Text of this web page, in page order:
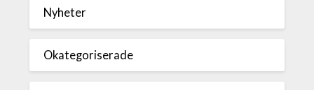
Nyheter
Okategoriserade